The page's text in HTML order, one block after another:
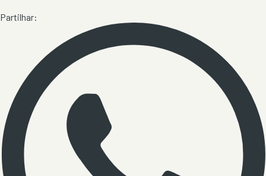
Partilhar: